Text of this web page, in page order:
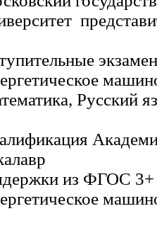
Русский
из ФГОС 3+